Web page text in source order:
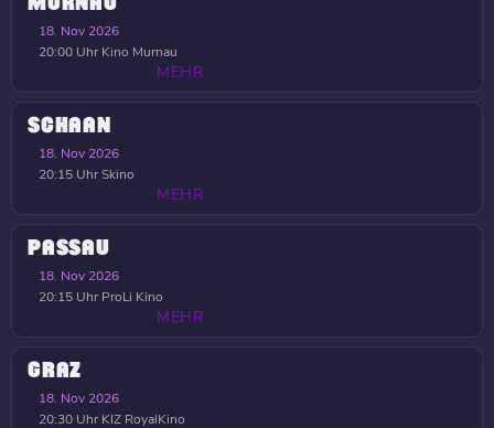
18. Nov 2026
20:00 Uhr Kino Murnau
MEHR
SCHAAN
18. Nov 2026
20:15 UhrSkino
MEHR
PASSAU
18. Nov 2026
20:15 Uhr ProLi Kino
MEHR
GRAZ
18. Nov 2026
20:30 Uhr KIZ RoyalKino